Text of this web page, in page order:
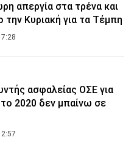
απεργία στα τρένα και
την Κυριακή για τα Τέμπη
ασφαλείας ΟΣΕ για
2020 δεν μπαίνω σε